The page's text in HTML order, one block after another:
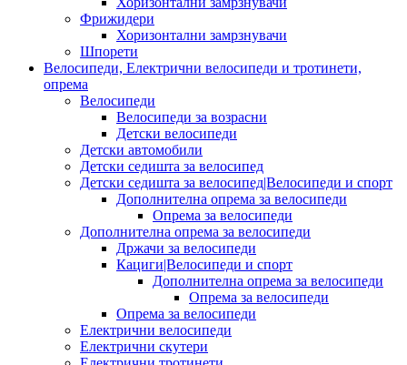
Фрижидери
Хоризонтални замрзнувачи
Шпорети
Велосипеди, Електрични велосипеди и тротинети,
опрема
Велосипеди
Велосипеди за возрасни
Детски велосипеди
Детски автомобили
Детски седишта за велосипед
Детски седишта за велосипед|Велосипеди и спорт
Дополнителна опрема за велосипеди
Опрема за велосипеди
Дополнителна опрема за велосипеди
Држачи за велосипеди
Кациги|Велосипеди и спорт
Дополнителна опрема за велосипеди
Опрема за велосипеди
Опрема за велосипеди
Електрични велосипеди
Електрични скутери